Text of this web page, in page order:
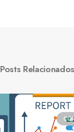
Posts Relacionados